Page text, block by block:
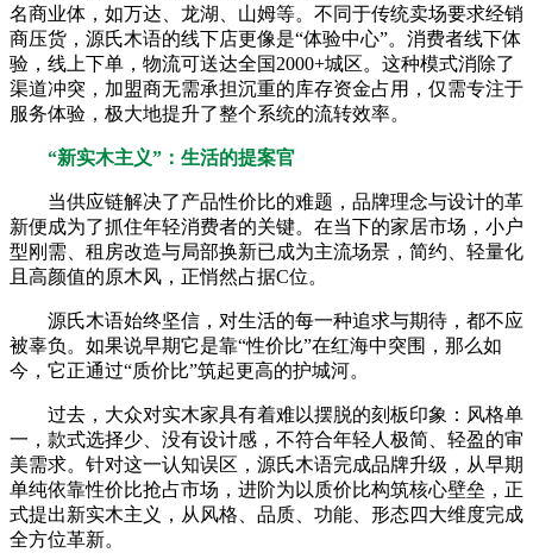
名商业体，如万达、龙湖、山姆等。不同于传统卖场要求经销
商压货，源氏木语的线下店更像是“体验中心”。消费者线下体
验，线上下单，物流可送达全国2000+城区。这种模式消除了
渠道冲突，加盟商无需承担沉重的库存资金占用，仅需专注于
服务体验，极大地提升了整个系统的流转效率。
“新实木主义”：生活的提案官
当供应链解决了产品性价比的难题，品牌理念与设计的革
新便成为了抓住年轻消费者的关键。在当下的家居市场，小户
型刚需、租房改造与局部换新已成为主流场景，简约、轻量化
且高颜值的原木风，正悄然占据C位。
源氏木语始终坚信，对生活的每一种追求与期待，都不应
被辜负。如果说早期它是靠“性价比”在红海中突围，那么如
今，它正通过“质价比”筑起更高的护城河。
过去，大众对实木家具有着难以摆脱的刻板印象：风格单
一，款式选择少、没有设计感，不符合年轻人极简、轻盈的审
美需求。针对这一认知误区，源氏木语完成品牌升级，从早期
单纯依靠性价比抢占市场，进阶为以质价比构筑核心壁垒，正
式提出新实木主义，从风格、品质、功能、形态四大维度完成
全方位革新。